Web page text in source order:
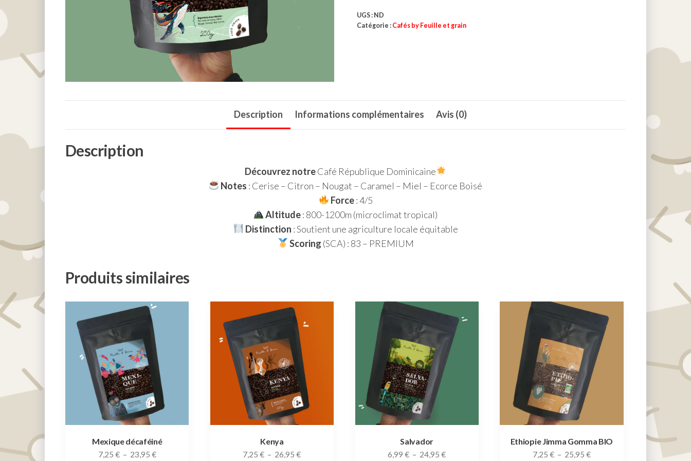
Dominicaine
UGS : ND
Catégorie : Cafés by Feuille et grain
Description Informations complémentaires Avis (0)
Description
Découvrez notreCafé République Dominicaine
Notes : Cerise – Citron – Nougat – Caramel – Miel – Ecorce Boisé
Force: 4/5
Altitude: 800-1200m (microclimat tropical)
Distinction : Soutient une agriculture locale équitable
Scoring (SCA) : 83 – PREMIUM
Produits similaires
Mexique décaféiné
7,25 € – 23,95 €Plage
Kenya
7,25€ – 26,95€Plage
Salvador
6,99€ – 24,95€Plage
Ethiopie Jimma Gomma BIO
7,25 € – 25,95 €Plage